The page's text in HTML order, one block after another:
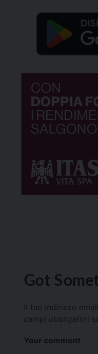
Got
Il tuo indirizzo
campi obbligatori
Your comment